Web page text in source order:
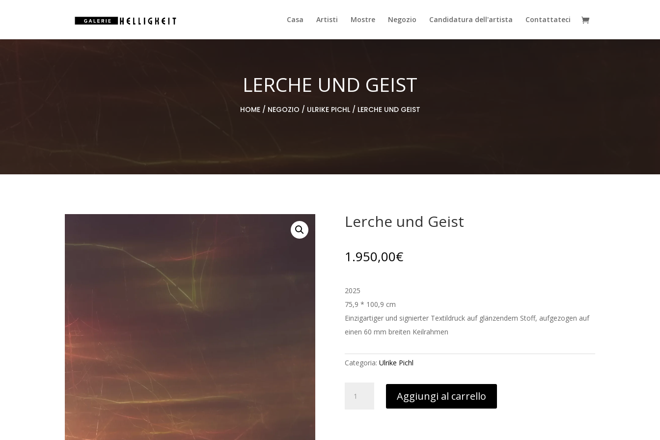
Casa Artisti Mostre Negozio Candidatura dell'artista Contattateci
LERCHE UND GEIST
HOME/ NEGOZIO / ULRIKE PICHL/ LERCHE UND GEIST
Lerche und Geist
1.950,00€
2025
75,9 * 100,9 cm
Einzigartiger und signierter Textildruck auf glänzendem Stoff, aufgezogen auf
einen 60 mm breiten Keilrahmen
Categoria: Ulrike Pichl
und
Aggiungi al carrello